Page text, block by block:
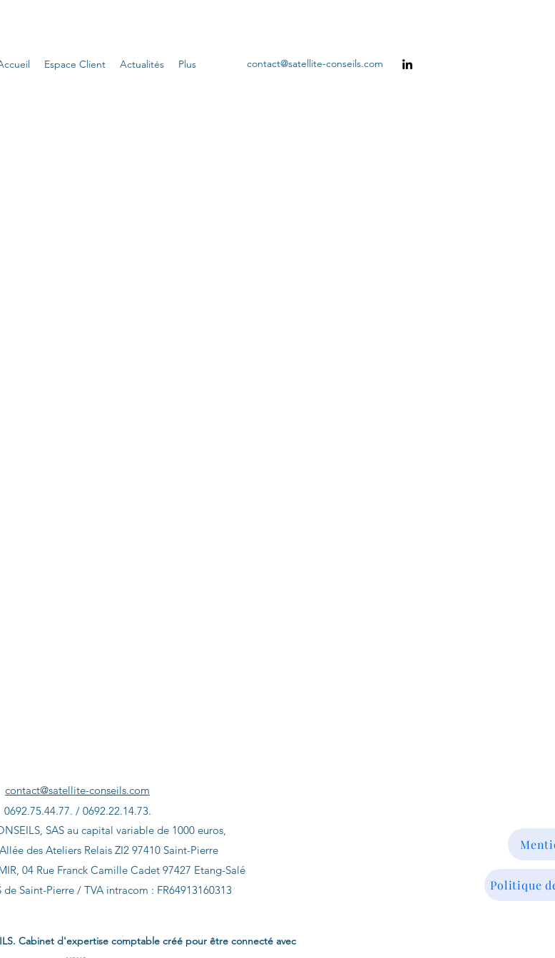
Espace Client Actualités Plus contact@satellite-conseils.com
contact@satellite-conseils.com
0692.75.44.77. / 0692.22.14.73.
SAS au capital variable de 1000 euros,
des Ateliers Relais ZI2 97410 Saint-Pierre
04 Rue Franck Camille Cadet 97427 Etang-Salé
de Saint-Pierre / TVA intracom : FR64913160313
Politique
Cabinet d'expertise comptable créé pour être connecté avec